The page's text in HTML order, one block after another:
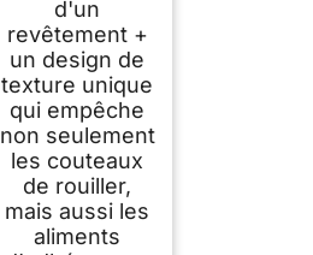
d'un
revêtement +
un design de
texture unique
qui empêche
non seulement
les couteaux
de rouiller,
mais aussi les
aliments